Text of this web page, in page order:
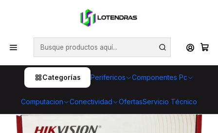
Categorías Perifericos Componentes Pc
Computacion Conectividad OfertasServicio Técnico
💥 ¡Compra HOY y retira GRATIS en tienda! 🏪🚀 Además,
aprovecha cientos de productos con Despacho Gratis 🛒📦
¡No dejes pasar esta oportunidad! 🔥
Inicio Conectividad
Redes inalámbricas
Access Point Hikvision DS-3WAP522-SI Wi‑Fi 5 PoE para